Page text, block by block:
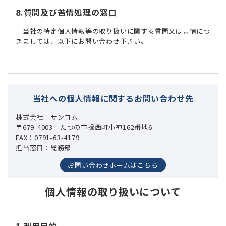
8.質問及び苦情処理の窓口
当社の特定個人情報等の取り扱いに関する質問又は苦情につ
きましては、以下にお問い合わせ下さい。
当社への個人情報に関するお問い合わせ先
株式会社 サンコム
〒679-4003 たつの市揖西町小神162番地6
FAX：0791-63-4179
担当窓口：総務部
お問い合わせホームはこちら
個人情報の取り扱いについて